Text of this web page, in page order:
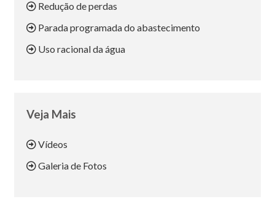
Redução de perdas
Parada programada do abastecimento
Uso racional da água
Veja Mais
Vídeos
Galeria de Fotos